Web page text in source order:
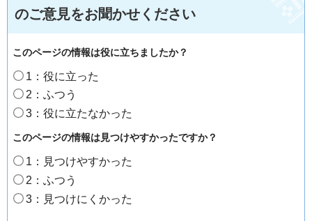
のご意見をお聞かせください
このページの情報は役に立ちましたか？
1：役に立った
2：ふつう
3：役に立たなかった
このページの情報は見つけやすかったですか？
1：見つけやすかった
2：ふつう
3：見つけにくかった